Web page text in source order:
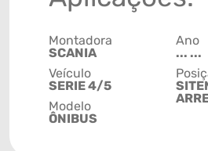
Montadora
SCANIA
Veículo
SERIE 4/5
Modelo
ÔNIBUS
Ano
... ...